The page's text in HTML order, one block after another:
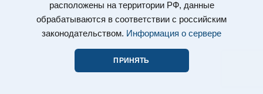
расположены на территории РФ, данные
обрабатываются в соответствии с российским
законодательством. Информация о сервере
ПРИНЯТЬ